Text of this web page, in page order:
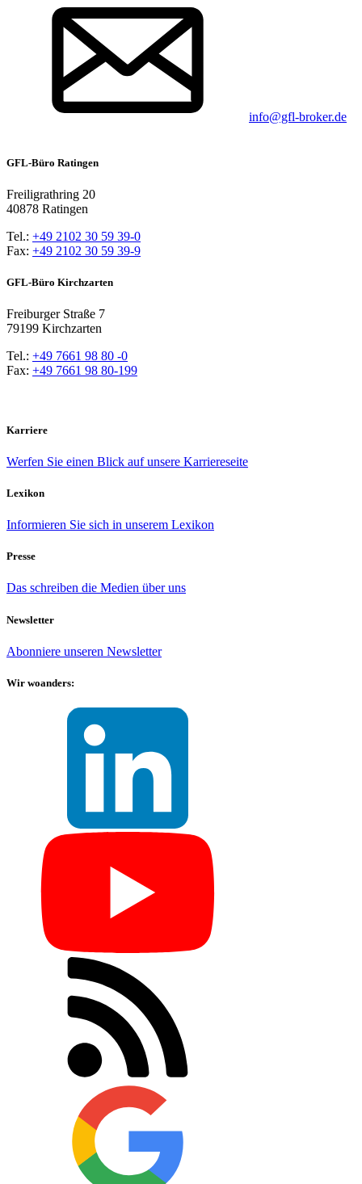
info@gfl-broker.de
GFL-Büro Ratingen
Freiligrathring 20
40878 Ratingen
Tel.: +49 2102 30 59 39-0
Fax: +49 2102 30 59 39-9
GFL-Büro Kirchzarten
Freiburger Straße 7
79199 Kirchzarten
Tel.: +49 7661 98 80 -0
Fax: +49 7661 98 80-199
Karriere
Werfen Sie einen Blick auf unsere Karriereseite
Lexikon
Informieren Sie sich in unserem Lexikon
Presse
Das schreiben die Medien über uns
Newsletter
Abonniere unseren Newsletter
Wir woanders: